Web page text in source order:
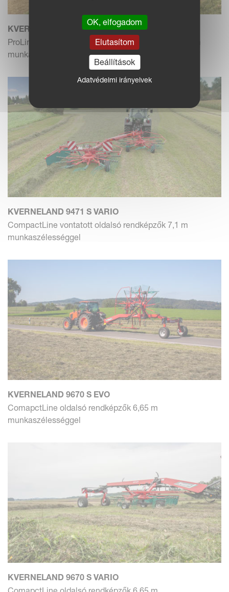
KVERNELAND 9590 C (HYDRO)
ProLine nagy teherbírású kétrotoros rendképző 9,0 m
munkaszélességgel
KVERNELAND 9471 S VARIO
CompactLine vontatott oldalsó rendképzők 7,1 m
munkaszélességgel
KVERNELAND 9670 S EVO
ComapctLine oldalsó rendképzők 6,65 m
munkaszélességgel
KVERNELAND 9670 S VARIO
OK, elfogadom
Elutasítom
Beállítások
Adatvédelmi irányelvek